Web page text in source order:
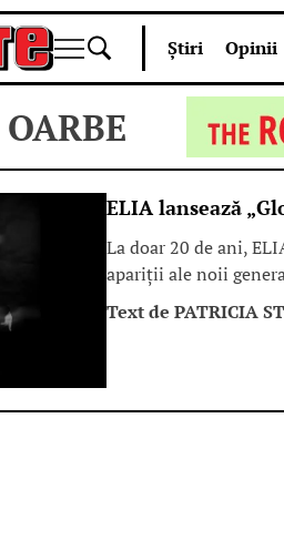
Știri Opinii
ELIA lansează
La doar 20 de ani,
apariții ale noii
Text de PATRICIA